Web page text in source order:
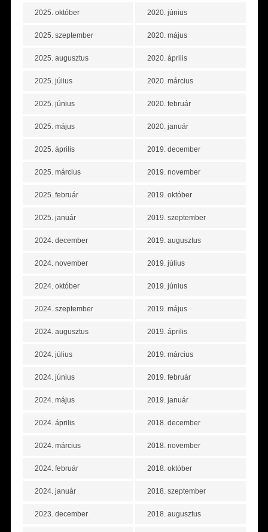
2025. október
2025. szeptember
2025. augusztus
2025. július
2025. június
2025. május
2025. április
2025. március
2025. február
2025. január
2024. december
2024. november
2024. október
2024. szeptember
2024. augusztus
2024. július
2024. június
2024. május
2024. április
2024. március
2024. február
2024. január
2023. december
2020. június
2020. május
2020. április
2020. március
2020. február
2020. január
2019. december
2019. november
2019. október
2019. szeptember
2019. augusztus
2019. július
2019. június
2019. május
2019. április
2019. március
2019. február
2019. január
2018. december
2018. november
2018. október
2018. szeptember
2018. augusztus